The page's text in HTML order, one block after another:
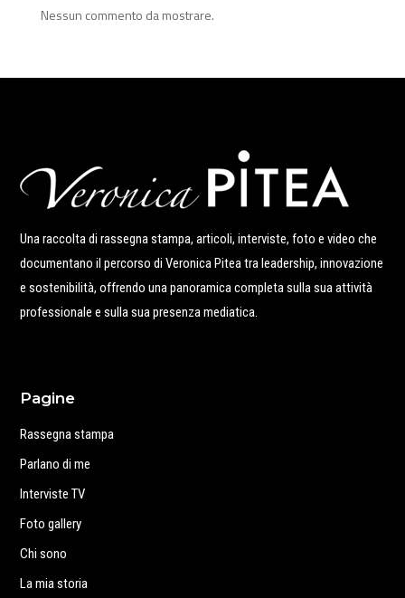
Nessun commento da mostrare.
Una raccolta di rassegna stampa, articoli, interviste, foto e video che
documentano il percorso di Veronica Pitea tra leadership, innovazione
e sostenibilità, offrendo una panoramica completa sulla sua attività
professionale e sulla sua presenza mediatica.
Pagine
Rassegna stampa
Parlano di me
Interviste TV
Foto gallery
Chi sono
La mia storia